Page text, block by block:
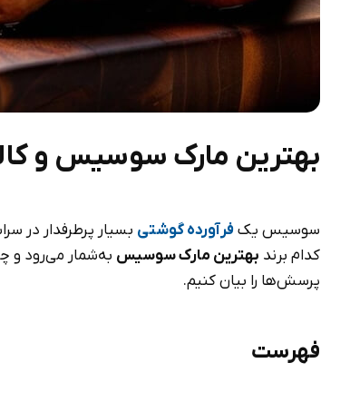
بهترین مارک سوسیس و
سوسیس یکفرآورده گوشتی بسیار پرطرفدار در
کدام برند بهترین مارک سوسیس به‌شمار می‌رود و
پرسش‌ها را بیان کنیم.
فهرست